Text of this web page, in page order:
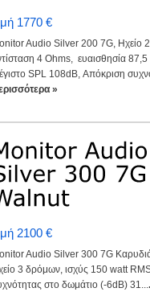
1770 €
Audio Silver 200 7G, Ηχείο
4 Ohms, ευαισθησία
SPL 108dB, Απόκριση
»
2100 €
Audio Silver 300 7G
3 δρόμων, ισχύς 150 watt
στο δωμάτιο (-6dB) 31...